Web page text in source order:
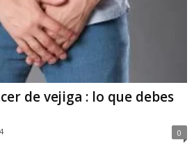
de vejiga : lo que debes
0